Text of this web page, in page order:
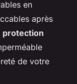
en
après
protection
de votre